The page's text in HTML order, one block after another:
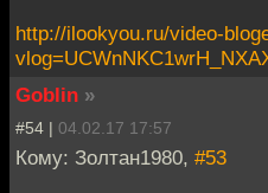
http://ilookyou.ru/video-
Goblin »
#54 | 04.02.17 17:57
Кому: Золтан1980, #53